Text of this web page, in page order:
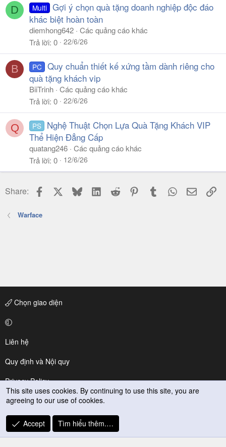
D Multi Gợi ý chọn quà tặng doanh nghiệp độc đáo
khác biệt hoàn toàn
diemhong642 Các quảng cáo khác
Trả lời 0 22/6/26
B PC Quy chuẩn thiết kế xứng tầm dành riêng cho
quà tặng khách vip
BiiTrinh Các quảng cáo khác
Trả lời 0 22/6/26
Q PS
Nghệ Thuật Chọn Lựa Quà Tặng Khách VIP
Thể Hiện Đẳng Cấp
quatang246 Các quảng cáo khác
Trả lời 0 12/6/26
Share: Facebook BlueskyLinkedIn
Reddit PinterestTumblr WhatsApp
Email
Warface
Chọn giao diện
Liên hệ
Quy định và Nội quy
Privacy Policy
Trợ giúp
R
S
This site uses cookies. By continuing to use this site, you are
agreeing to our use of cookies.
Accept Tìm hiểu thêm.…